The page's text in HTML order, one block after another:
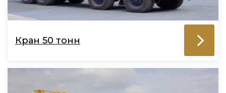
Кран 50 тонн